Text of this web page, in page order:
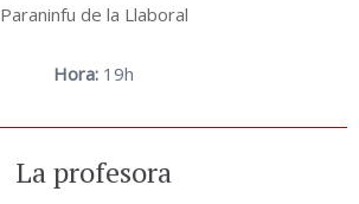
Paraninfu de la Llaboral
Hora: 19h
La profesora